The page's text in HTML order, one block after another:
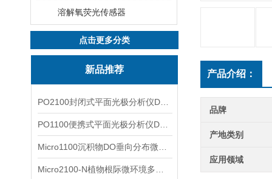
溶解氧荧光传感器
点击更多分类
新品推荐 产品介绍：
品牌
产地类别
应用领域